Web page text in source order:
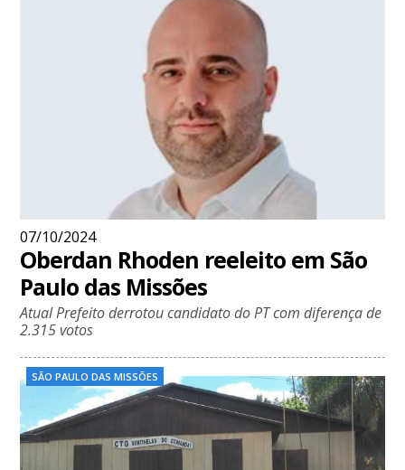
07/10/2024
Oberdan Rhoden reeleito em São
Paulo das Missões
Atual Prefeito derrotou candidato do PT com diferença de
2.315 votos
SÃO PAULO DAS MISSÕES